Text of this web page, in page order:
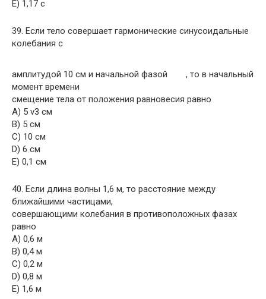
E) 1,17 с
39. Если тело совершает гармонические синусоидальные
колебания с
амплитудой 10 см и начальной фазой
, то в начальный
момент времени
смещение тела от положения равновесия равно
A) 5 v3 см
B) 5 см
C) 10 см
D) 6 см
E) 0,1 см
40. Если длина волны 1,6 м, то расстояние между
ближайшими частицами,
совершающими колебания в противоположных фазах
равно
A) 0,6 м
B) 0,4 м
C) 0,2 м
D) 0,8 м
E) 1,6 м